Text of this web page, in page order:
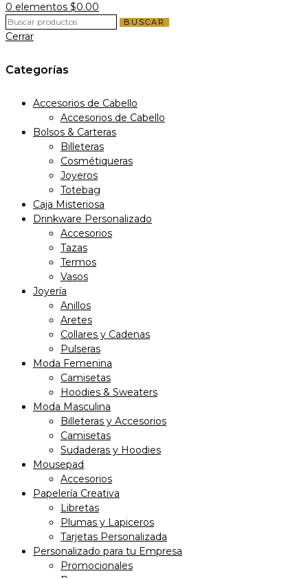
0 elementos $0.00
BUSCAR
Cerrar
Categorías
Accesorios de Cabello
Accesorios de Cabello
Bolsos & Carteras
Billeteras
Cosmétiqueras
Joyeros
Totebag
Caja Misteriosa
Drinkware Personalizado
Accesorios
Tazas
Termos
Vasos
Joyería
Anillos
Aretes
Collares y Cadenas
Pulseras
Moda Femenina
Camisetas
Hoodies & Sweaters
Moda Masculina
Billeteras y Accesorios
Camisetas
Sudaderas y Hoodies
Mousepad
Accesorios
Papelería Creativa
Libretas
Plumas y Lapiceros
Tarjetas Personalizada
Personalizado para tu Empresa
Promocionales